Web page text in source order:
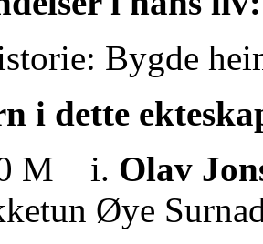
Bygde
i dette
M i. Olav
Øye